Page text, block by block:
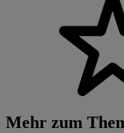
Mehr zum